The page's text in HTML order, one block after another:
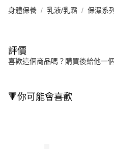
身體保養 乳液/乳霜 保濕系
評價
喜歡這個商品嗎？購買後給他一
🔻你可能會喜歡